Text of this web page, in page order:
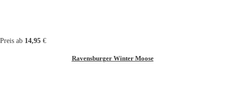
Preis ab 14,95 €
Ravensburger Winter Moose